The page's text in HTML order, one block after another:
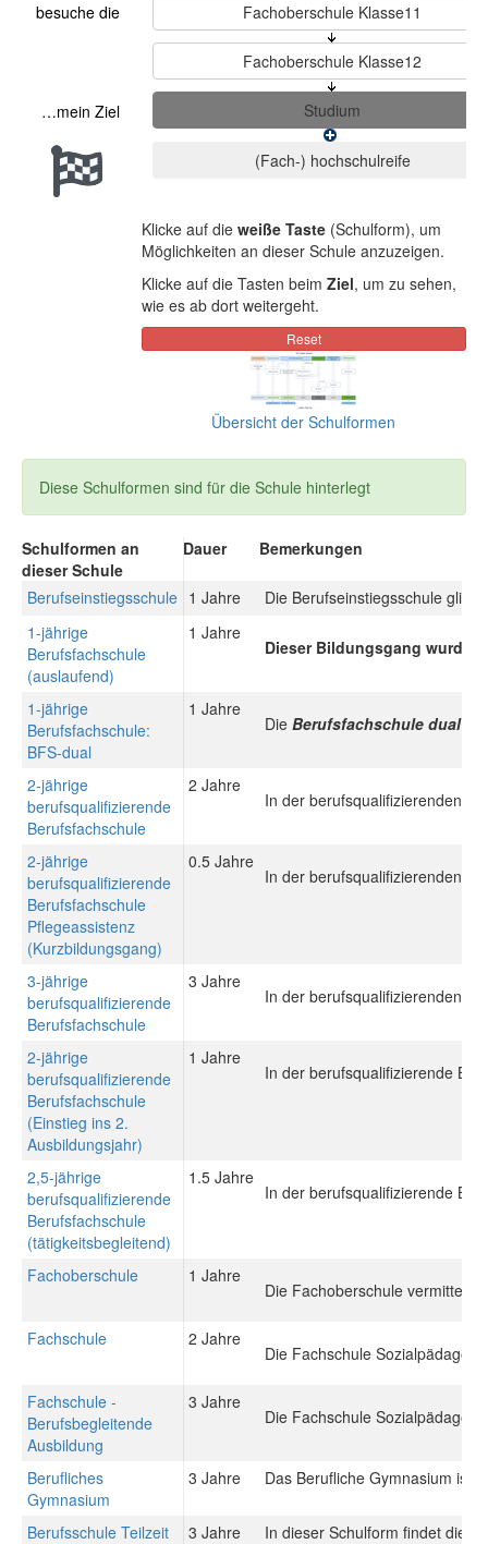
besuche die
…mein Ziel
Klicke auf die weiße Taste(Schulform), um
Möglichkeiten an dieser Schule anzuzeigen.
Klicke auf die Tasten beim Ziel, um zu sehen,
wie es ab dort weitergeht.
Übersicht der Schulformen
Diese Schulformen sind für die Schule hinterlegt
Schulformen an
dieser Schule
Dauer Bemerkungen
Berufseinstiegsschule 1 Jahre
Die Berufseinstiegsschule
1-jährige
Berufsfachschule
(auslaufend)
1 Jahre
Dieser Bildungsgang wurde
1-jährige
Berufsfachschule:
BFS-dual
1 Jahre
Die Berufsfachschule dual
2-jährige
berufsqualifizierende
Berufsfachschule
2 Jahre
In der berufsqualifizierenden
2-jährige
berufsqualifizierende
Berufsfachschule
Pflegeassistenz
(Kurzbildungsgang)
0.5 Jahre
In der berufsqualifizierenden
3-jährige
berufsqualifizierende
Berufsfachschule
3 Jahre
In der berufsqualifizierenden
2-jährige
berufsqualifizierende
Berufsfachschule
(Einstieg ins 2.
Ausbildungsjahr)
1 Jahre
In der berufsqualifizierende
2,5-jährige
berufsqualifizierende
Berufsfachschule
(tätigkeitsbegleitend)
1.5 Jahre
In der berufsqualifizierende
Fachoberschule 1 Jahre
Die Fachoberschule vermittelt
Fachschule 2 Jahre
Die Fachschule
Fachschule -
Berufsbegleitende
Ausbildung
3 Jahre
Die Fachschule
Berufliches
Gymnasium
3 Jahre Das Berufliche Gymnasium ist
Berufsschule Teilzeit 3 Jahre In dieser Schulform findet die